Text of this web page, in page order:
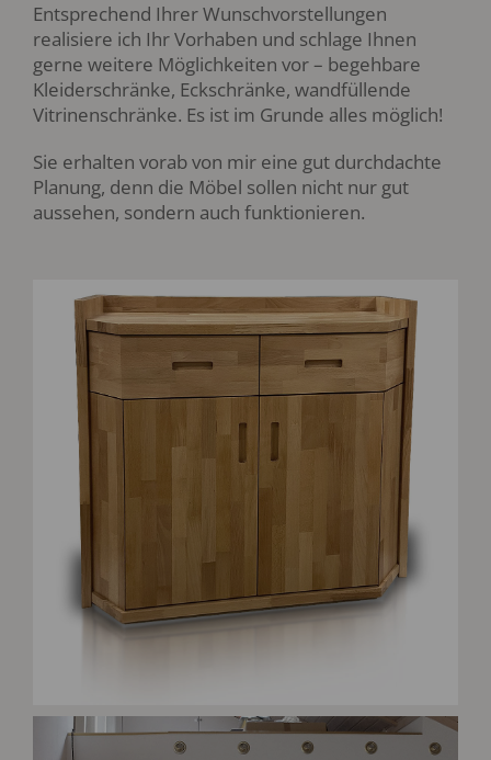
Entsprechend Ihrer Wunschvorstellungen
realisiere ich Ihr Vorhaben und schlage Ihnen
gerne weitere Möglichkeiten vor – begehbare
Kleiderschränke, Eckschränke, wandfüllende
Vitrinenschränke. Es ist im Grunde alles möglich!
Sie erhalten vorab von mir eine gut durchdachte
Planung, denn die Möbel sollen nicht nur gut
aussehen, sondern auch funktionieren.